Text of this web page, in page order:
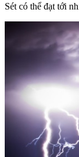
Sét có thể đạt tới